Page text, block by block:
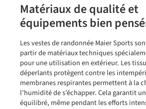
Matériaux de qualité et
équipements bien
Les vestes de randonnée Maier Sports
partir de matériaux techniques
pour une utilisation en extérieur. Les
déperlants protègent contre les
membranes respirantes permettent à la
l’humidité de s’échapper. Cela garantit
équilibré, même pendant les efforts